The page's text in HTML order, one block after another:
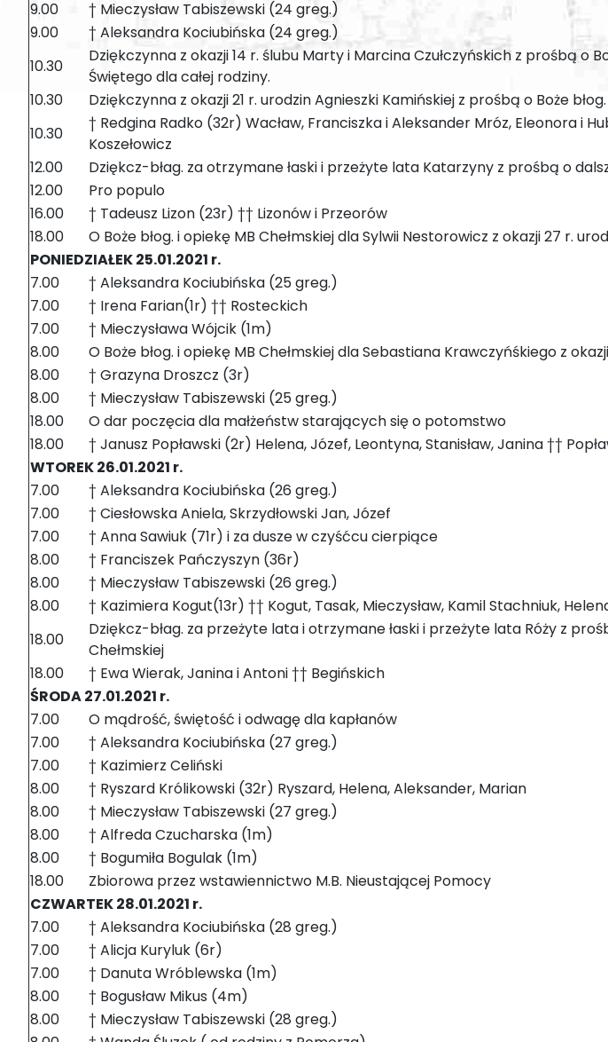
9.00
† Mieczysław Tabiszewski (24 greg.)
9.00
† Aleksandra Kociubińska (24 greg.)
10.30
Dziękczynna z okazji 14 r. ślubu Marty i Marcina Czułczyńskich z prośbą o
Świętego dla całej rodziny.
10.30
Dziękczynna z okazji 21 r. urodzin Agnieszki Kamińskiej z prośbą o Boże
10.30
† Redgina Radko (32r) Wacław, Franciszka i Aleksander Mróz, Eleonora i
Koszełowicz
12.00
Dziękcz-błag. za otrzymane łaski i przeżyte lata Katarzyny z prośbą o
12.00
Pro populo
16.00
† Tadeusz Lizon (23r) †† Lizonów i Przeorów
18.00
O Boże błog. i opiekę MB Chełmskiej dla Sylwii Nestorowicz z okazji 27 r.
PONIEDZIAŁEK 25.01.2021 r.
7.00
† Aleksandra Kociubińska (25 greg.)
7.00
† Irena Farian(1r) †† Rosteckich
7.00
† Mieczysława Wójcik (1m)
8.00
O Boże błog. i opiekę MB Chełmskiej dla Sebastiana Krawczyńśkiego z
8.00
† Grazyna Droszcz (3r)
8.00
† Mieczysław Tabiszewski (25 greg.)
18.00
O dar poczęcia dla małżeństw starających się o potomstwo
18.00
† Janusz Popławski (2r) Helena, Józef, Leontyna, Stanisław, Janina ††
WTOREK 26.01.2021 r.
7.00
† Aleksandra Kociubińska (26 greg.)
7.00
† Ciesłowska Aniela, Skrzydłowski Jan, Józef
7.00
† Anna Sawiuk (71r) i za dusze w czyśćcu cierpiące
8.00
† Franciszek Pańczyszyn (36r)
8.00
† Mieczysław Tabiszewski (26 greg.)
8.00
† Kazimiera Kogut(13r) †† Kogut, Tasak, Mieczysław, Kamil Stachniuk,
18.00
Dziękcz-błag. za przeżyte lata i otrzymane łaski i przeżyte lata Róży z
Chełmskiej
18.00
† Ewa Wierak, Janina i Antoni †† Begińskich
ŚRODA 27.01.2021 r.
7.00
O mądrość, świętość i odwagę dla kapłanów
7.00
† Aleksandra Kociubińska (27 greg.)
7.00
† Kazimierz Celiński
8.00
† Ryszard Królikowski (32r) Ryszard, Helena, Aleksander, Marian
8.00
† Mieczysław Tabiszewski (27 greg.)
8.00
† Alfreda Czucharska (1m)
8.00
† Bogumiła Bogulak (1m)
18.00
Zbiorowa przez wstawiennictwo M.B. Nieustającej Pomocy
CZWARTEK 28.01.2021 r.
7.00
† Aleksandra Kociubińska (28 greg.)
7.00
† Alicja Kuryluk (6r)
7.00
† Danuta Wróblewska (1m)
8.00
† Bogusław Mikus (4m)
8.00
† Mieczysław Tabiszewski (28 greg.)